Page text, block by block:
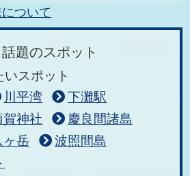
ついて
話題のスポット
スポット
川平湾
下灘駅
賀神社
慶良間諸島
ヶ岳
波照間島